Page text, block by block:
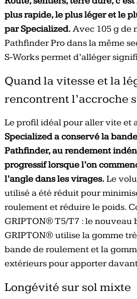
plus rapide, le plus léger et le
par Specialized.Avec 105 g de
Pathfinder Pro dans la même
S-Works permet d’alléger
Quand la vitesse et la
rencontrent l’accroche
Le profil idéal pour aller vite et
Specialized a conservé la
Pathfinder, au rendement
progressif lorsque l’on
l’angle dans les virages.Le
utilisé a été réduit pour
roulement et réduire le poids.
GRIPTON® T5/T7 : le nouveau
GRIPTON® utilise la gomme
bande de roulement et la
extérieurs pour apporter
Longévité sur sol mixte